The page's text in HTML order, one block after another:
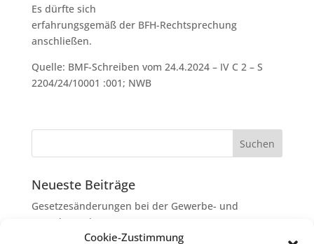
Cookie-Zustimmung
Es dürfte sich
erfahrungsgemäß der BFH-Rechtsprechung
anschließen.
Quelle: BMF-Schreiben vom 24.4.2024 – IV C 2 – S
2204/24/10001 :001; NWB
Neueste Beiträge
Gesetzesänderungen bei der Gewerbe- und
Grunderwerbsteuer